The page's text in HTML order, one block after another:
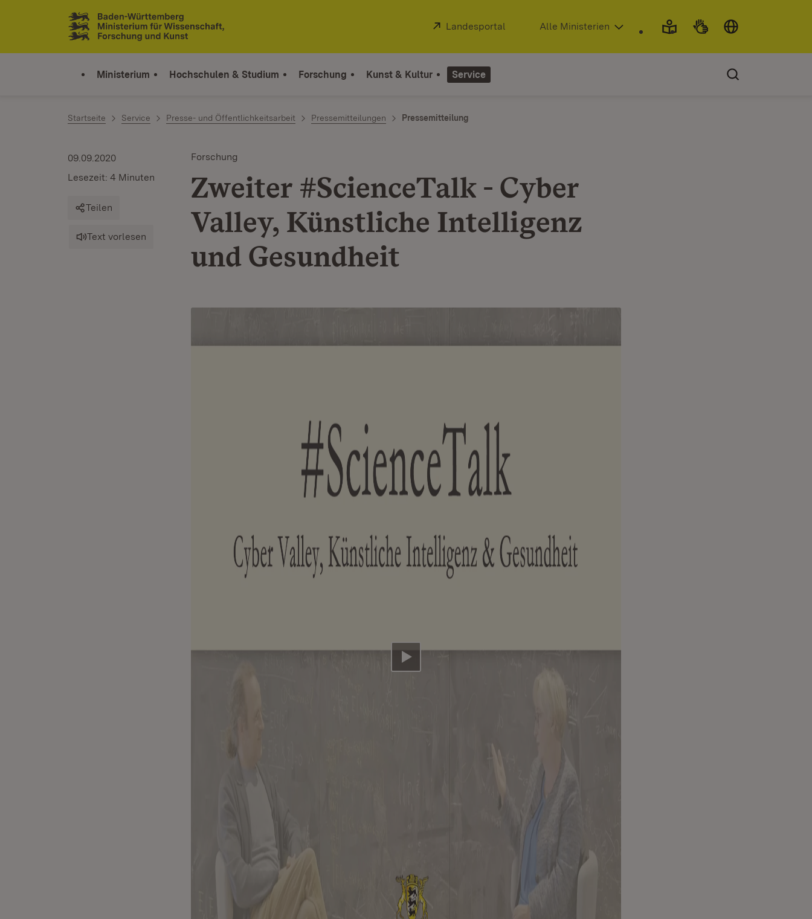
Zum Inhalt springen
Link zur Startseite
Extern:
Landesportal (Öffnet in neuem Fenster)
Alle Ministerien
Ministerium Hochschulen & Studium Forschung Kunst & Kultur Service
Startseite Service Presse- und Öffentlichkeitsarbeit Pressemitteilungen Pressemitteilung
Forschung
Zweiter #ScienceTalk - Cyber
Valley, Künstliche Intelligenz
und Gesundheit
09.09.2020
Lesezeit: 4 Minuten
Teilen
Text vorlesen
Video abspielen